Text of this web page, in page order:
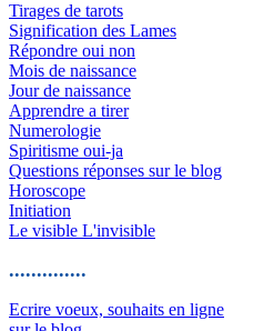
Tirages de tarots
Signification des Lames
Répondre oui non
Mois de naissance
Jour de naissance
Apprendre a tirer
Numerologie
Spiritisme oui-ja
Questions réponses sur le blog
Horoscope
Initiation
Le visible L'invisible
..............
Ecrire voeux, souhaits en ligne